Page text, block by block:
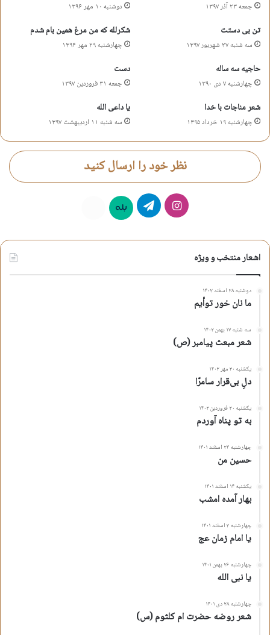
کپی آدرس کوتاه
جمعه ۲۳ آذر ۱۳۹۷ دوشنبه ۱۰ مهر ۱۳۹۶
تن بی دستت
سه شنبه ۲۷ شهریور ۱۳۹۷
شکرلله که من مرغ همین بام شدم
چهارشنبه ۲۹ مهر ۱۳۹۴
حاجیه سه ساله
چهارشنبه ۷ دی ۱۳۹۰
دست
جمعه ۳۱ فروردین ۱۳۹۷
شعر مناجات با خدا
چهارشنبه ۱۹ خرداد ۱۳۹۵
یا داعی الله
سه شنبه ۱۱ اردیبهشت ۱۳۹۷
نظر خود را ارسال کنید
اینستاگرامتلگرام بله
اشعار منتخب و ویژه
دوشنبه ۲۸ اسفند ۱۴۰۲
ما نان خور توأیم
سه شنبه ۱۷ بهمن ۱۴۰۲
شعر مبعث پیامبر (ص)
یکشنبه ۳۰ مهر ۱۴۰۲
دلِ بی‌قرار سامرّا
یکشنبه ۲۰ فروردین ۱۴۰۲
به تو پناه آوردم
چهارشنبه ۲۴ اسفند ۱۴۰۱
حسین من
یکشنبه ۱۴ اسفند ۱۴۰۱
بهار آمده امشب
چهارشنبه ۳ اسفند ۱۴۰۱
یا امام زمان عج
چهارشنبه ۲۶ بهمن ۱۴۰۱
یا نبی الله
چهارشنبه ۲۸ دی ۱۴۰۱
شعر روضه حضرت ام کلثوم (س)